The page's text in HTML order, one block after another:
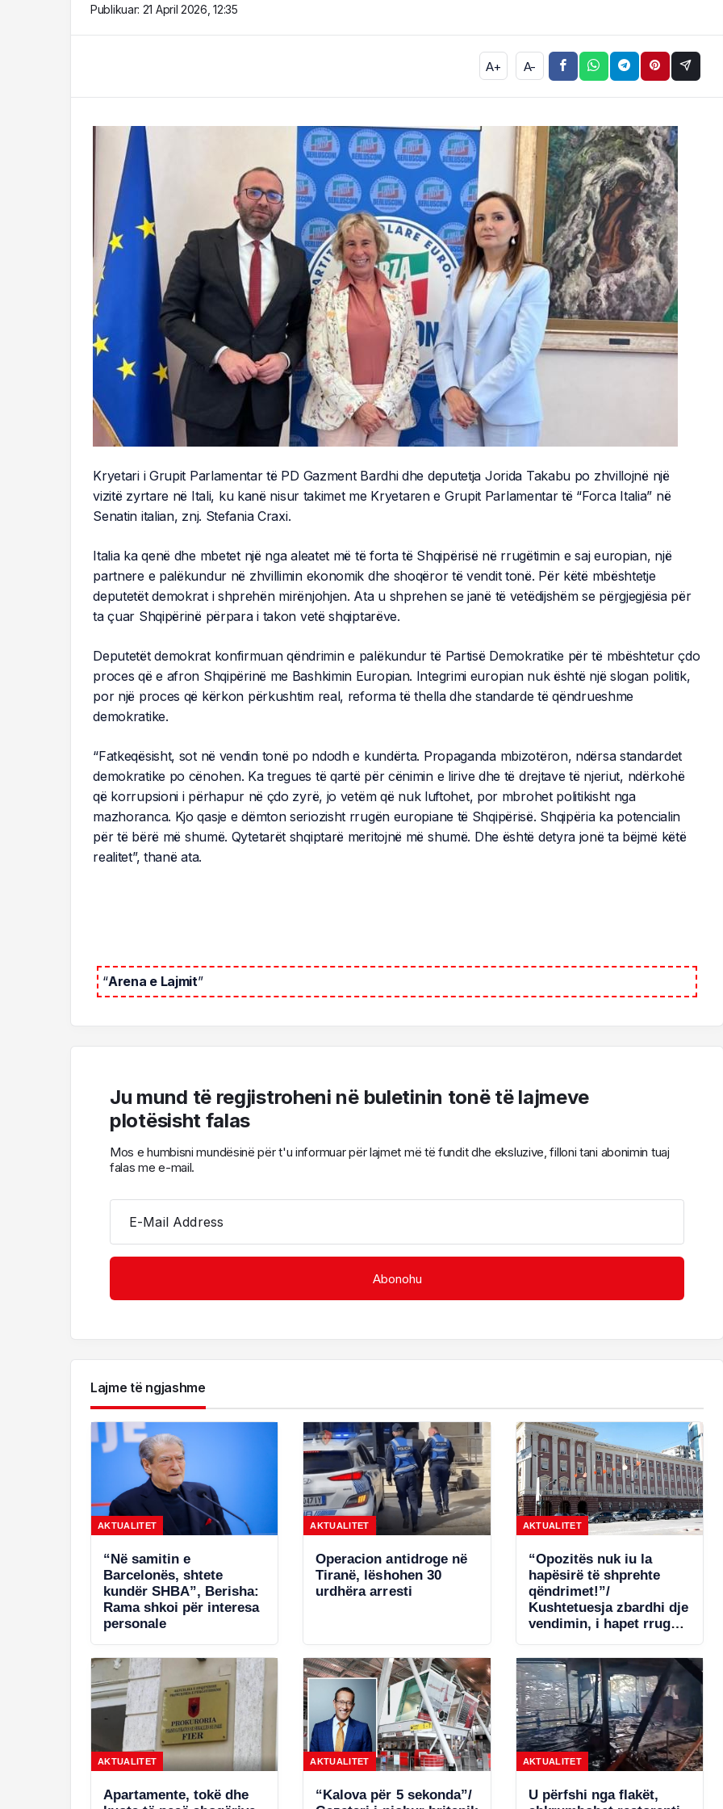
Publikuar: 21 April 2026, 12:35
A+ A-
Kryetari i Grupit Parlamentar të PD Gazment Bardhi dhe deputetja Jorida Takabu po zhvillojnë një
vizitë zyrtare në Itali, ku kanë nisur takimet me Kryetaren e Grupit Parlamentar të “Forca Italia” në
Senatin italian, znj. Stefania Craxi.
Italia ka qenë dhe mbetet një nga aleatet më të forta të Shqipërisë në rrugëtimin e saj europian, një
partnere e palëkundur në zhvillimin ekonomik dhe shoqëror të vendit tonë. Për këtë mbështetje
deputetët demokrat i shprehën mirënjohjen. Ata u shprehen se janë të vetëdijshëm se përgjegjësia për
ta çuar Shqipërinë përpara i takon vetë shqiptarëve.
Deputetët demokrat konfirmuan qëndrimin e palëkundur të Partisë Demokratike për të mbështetur çdo
proces që e afron Shqipërinë me Bashkimin Europian. Integrimi europian nuk është një slogan politik,
por një proces që kërkon përkushtim real, reforma të thella dhe standarde të qëndrueshme
demokratike.
“Fatkeqësisht, sot në vendin tonë po ndodh e kundërta. Propaganda mbizotëron, ndërsa standardet
demokratike po cënohen. Ka tregues të qartë për cënimin e lirive dhe të drejtave të njeriut, ndërkohë
që korrupsioni i përhapur në çdo zyrë, jo vetëm që nuk luftohet, por mbrohet politikisht nga
mazhoranca. Kjo qasje e dëmton seriozisht rrugën europiane të Shqipërisë. Shqipëria ka potencialin
për të bërë më shumë. Qytetarët shqiptarë meritojnë më shumë. Dhe është detyra jonë ta bëjmë këtë
realitet”, thanë ata.
“Arena e Lajmit”
Ju mund të regjistroheni në buletinin tonë të lajmeve
plotësisht falas
Mos e humbisni mundësinë për t'u informuar për lajmet më të fundit dhe eksluzive, filloni tani abonimin tuaj
falas me e-mail.
E-Mail Address
Lajme të ngjashme
AKTUALITET
“Në samitin e
Barcelonës, shtete
kundër SHBA”, Berisha:
Rama shkoi për interesa
personale
AKTUALITET
Operacion antidroge në
Tiranë, lëshohen 30
urdhëra arresti
AKTUALITET
“Opozitës nuk iu la
hapësirë të shprehte
qëndrimet!”/
Kushtetuesja zbardhi dje
vendimin, i hapet rrugë
ndryshimin e
Rregullores së Kuvendit
AKTUALITET
Apartamente, tokë dhe
AKTUALITET
“Kalova për 5 sekonda”/
AKTUALITET
U përfshi nga flakët,